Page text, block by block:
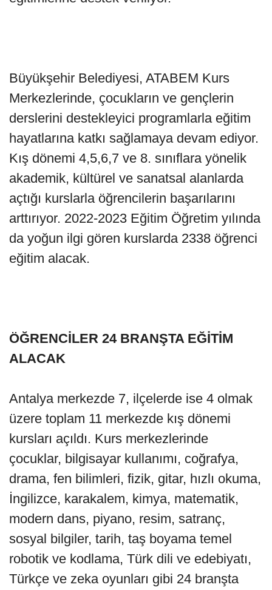
Büyükşehir Belediyesi, ATABEM Kurs
Merkezlerinde, çocukların ve gençlerin
derslerini destekleyici programlarla eğitim
hayatlarına katkı sağlamaya devam ediyor.
Kış dönemi 4,5,6,7 ve 8. sınıflara yönelik
akademik, kültürel ve sanatsal alanlarda
açtığı kurslarla öğrencilerin başarılarını
arttırıyor. 2022-2023 Eğitim Öğretim yılında
da yoğun ilgi gören kurslarda 2338 öğrenci
eğitim alacak.
ÖĞRENCİLER 24 BRANŞTA EĞİTİM
ALACAK
Antalya merkezde 7, ilçelerde ise 4 olmak
üzere toplam 11 merkezde kış dönemi
kursları açıldı. Kurs merkezlerinde
çocuklar, bilgisayar kullanımı, coğrafya,
drama, fen bilimleri, fizik, gitar, hızlı okuma,
İngilizce, karakalem, kimya, matematik,
modern dans, piyano, resim, satranç,
sosyal bilgiler, tarih, taş boyama temel
robotik ve kodlama, Türk dili ve edebiyatı,
Türkçe ve zeka oyunları gibi 24 branşta